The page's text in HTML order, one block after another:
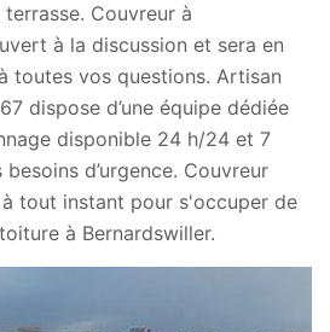
Couvreur à
à la discussion et sera en
toutes vos questions. Artisan
dispose d’une équipe dédiée
disponible 24 h/24 et 7
d’urgence. Couvreur
tout instant pour s'occuper de
à Bernardswiller.